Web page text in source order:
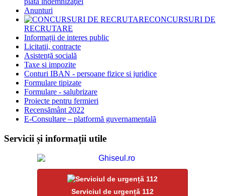
Anunturi
CONCURSURI DE
RECRUTARE
Informații de interes public
Licitatii, contracte
Asistență socială
Taxe si impozite
Conturi IBAN - persoane fizice si juridice
Formulare tipizate
Formulare - salubrizare
Proiecte pentru fermieri
Recensământ 2022
E-Consultare – platformă guvernamentală
Servicii și informații utile
Serviciul de urgență 112